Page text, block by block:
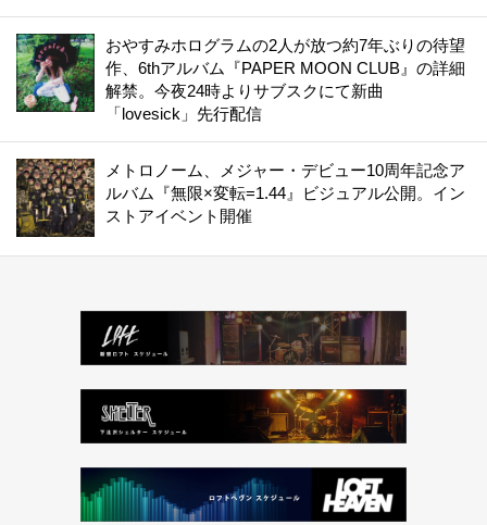
おやすみホログラムの2人が放つ約7年ぶりの待望
作、6thアルバム『PAPER MOON CLUB』の詳細
解禁。今夜24時よりサブスクにて新曲
「lovesick」先行配信
メトロノーム、メジャー・デビュー10周年記念ア
ルバム『無限×変転=1.44』ビジュアル公開。イン
ストアイベント開催